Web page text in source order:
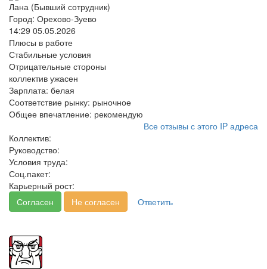
Лана (Бывший сотрудник)
Город: Орехово-Зуево
14:29 05.05.2026
Плюсы в работе
Стабильные условия
Отрицательные стороны
коллектив ужасен
Зарплата: белая
Соответствие рынку: рыночное
Общее впечатление: рекомендую
Все отзывы с этого IP адреса
Коллектив:
Руководство:
Условия труда:
Соц.пакет:
Карьерный рост:
Согласен
Не согласен Ответить